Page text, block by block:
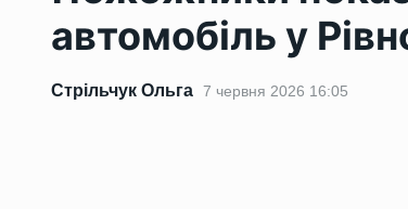
автомобіль у
Стрільчук Ольга 7 червня 2026 16:05